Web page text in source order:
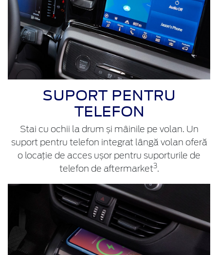
SUPORT PENTRU
TELEFON
Stai cu ochii la drum și mâinile pe volan. Un
suport pentru telefon integrat lângă volan oferă
o locație de acces ușor pentru suporturile de
telefon de aftermarket3.